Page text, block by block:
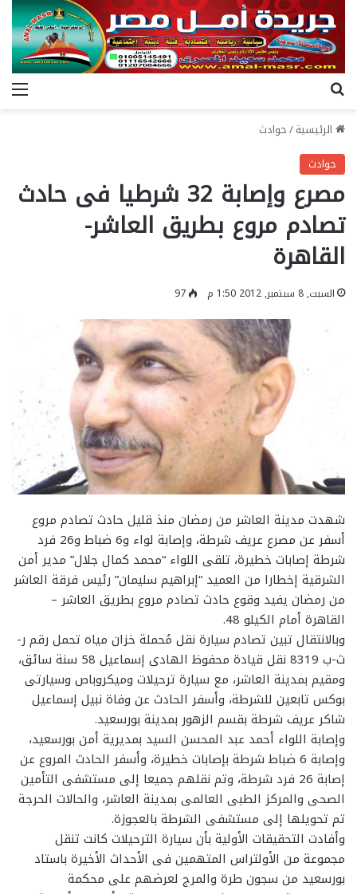
الرئيسية/حوادث
حوادث
مصرع وإصابة 32 شرطيا فى حادث
تصادم مروع بطريق العاشر-
القاهرة
السبت, 8 سبتمبر, 2012 1:50 م 97
شهدت مدينة العاشر من رمضان منذ قليل حادث تصادم مروع
أسفر عن مصرع عريف شرطة، وإصابة لواء و6 ضباط و26 فرد
شرطة إصابات خطيرة، تلقى اللواء “محمد كمال جلال” مدير أمن
الشرقية إخطارا من العميد “إبراهيم سليمان” رئيس فرقة العاشر
من رمضان يفيد وقوع حادث تصادم مروع بطريق العاشر –
القاهرة أمام الكيلو 48.
وبالانتقال تبين تصادم سيارة نقل مُحملة خزان مياه تحمل رقم ر-
ث-ب 8319 نقل قيادة محفوظ الهادى إسماعيل 58 سنة سائق،
ومقيم بمدينة العاشر، مع سيارة ترحيلات وميكروباص وسيارتى
بوكس تابعين للشرطة، وأسفر الحادث عن وفاة نبيل إسماعيل
شاكر عريف شرطة بقسم الزهور بمدينة بورسعيد.
وإصابة اللواء أحمد عبد المحسن السيد بمديرية أمن بورسعيد،
وإصابة 6 ضباط شرطة بإصابات خطيرة، وأسفر الحادث المروع عن
إصابة 26 فرد شرطة، وتم نقلهم جميعا إلى مستشفى التأمين
الصحى والمركز الطبى العالمى بمدينة العاشر، والحالات الحرجة
تم تحويلها إلى مستشفى الشرطة بالعجوزة.
وأفادت التحقيقات الأولية بأن سيارة الترحيلات كانت تنقل
مجموعة من الأولتراس المتهمين فى الأحداث الأخيرة باستاد
بورسعيد من سجون طرة والمرج لعرضهم على محكمة